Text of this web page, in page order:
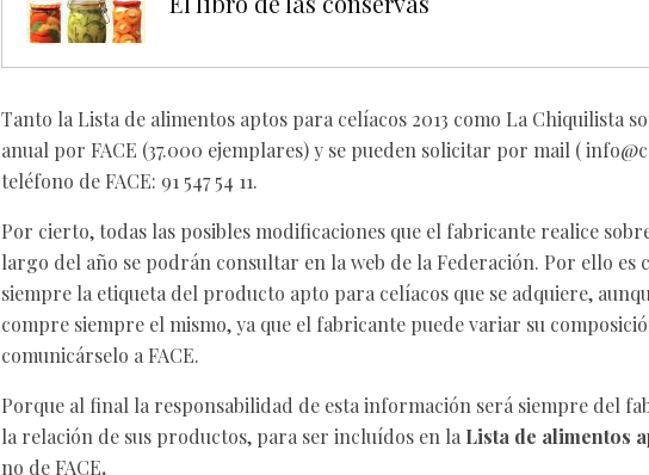
Tanto la Lista de alimentos aptos para celíacos 2013 como La Chiquilista
anual por FACE (37.000 ejemplares) y se pueden solicitar por mail (
teléfono de FACE: 91 547 54 11.
Por cierto, todas las posibles modificaciones que el fabricante realice
largo del año se podrán consultar en la web de la Federación. Por ello es
siempre la etiqueta del producto apto para celíacos que se adquiere,
compre siempre el mismo, ya que el fabricante puede variar su
comunicárselo a FACE.
Porque al final la responsabilidad de esta información será siempre del
la relación de sus productos, para ser incluídos en la Lista de alimentos
no de FACE.